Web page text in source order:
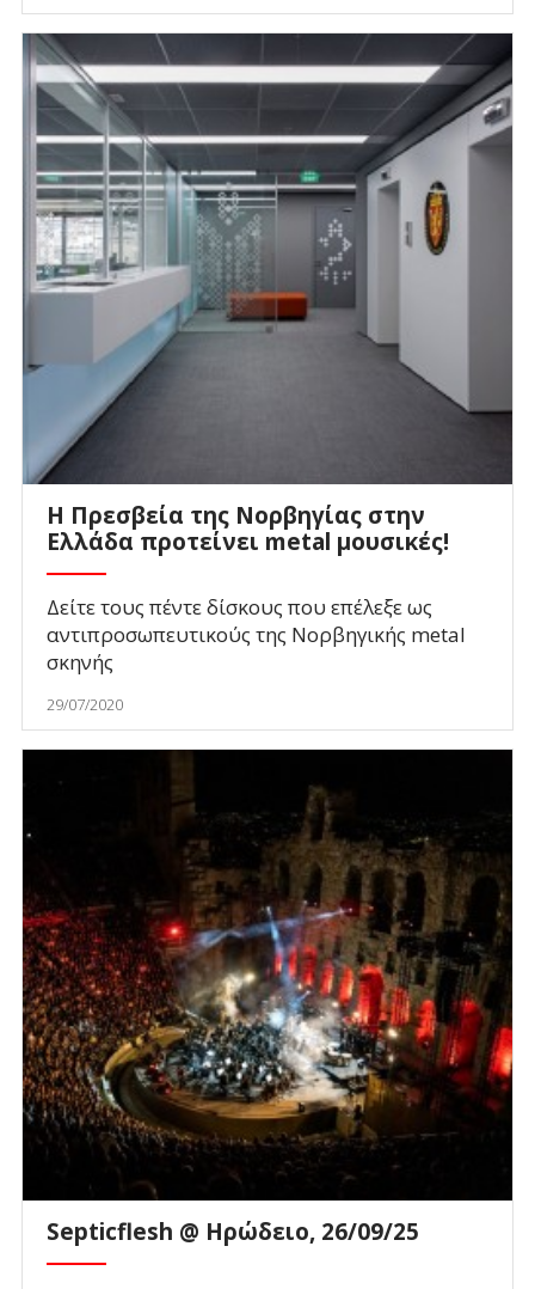
Η Πρεσβεία της Νορβηγίας στην
Ελλάδα προτείνει metal μουσικές!
Δείτε τους πέντε δίσκους που επέλεξε ως
αντιπροσωπευτικούς της Νορβηγικής metal
σκηνής
29/07/2020
Septicflesh @ Ηρώδειο, 26/09/25